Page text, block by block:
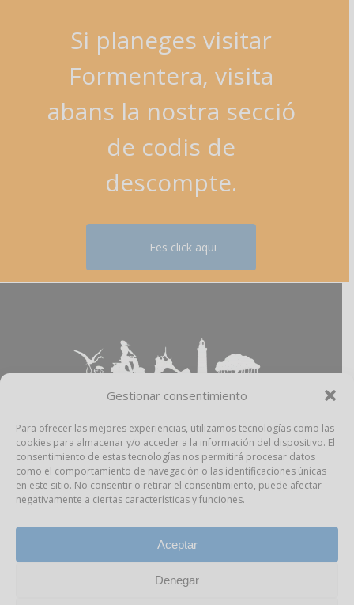
Gestionar consentimiento
Para ofrecer las mejores experiencias, utilizamos tecnologías como las
cookies para almacenar y/o acceder a la información del dispositivo. El
consentimiento de estas tecnologías nos permitirá procesar datos
como el comportamiento de navegación o las identificaciones únicas
en este sitio. No consentir o retirar el consentimiento, puede afectar
negativamente a ciertas características y funciones.
Aceptar
Denegar
Si planeges visitar
Formentera, visita
abans la nostra secció
de codis de
descompte.
Fes click aqui
Aviso Legal – Política Privacidad–Política
Cookies –Propiedad Intelectual